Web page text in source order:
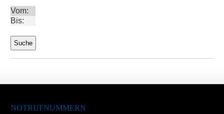
Vom:
Bis:
NOTRUFNUMMERN